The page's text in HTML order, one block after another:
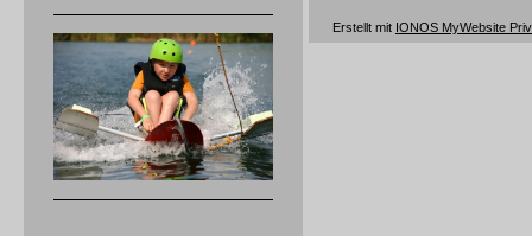
Erstellt mit IONOS MyWebsite